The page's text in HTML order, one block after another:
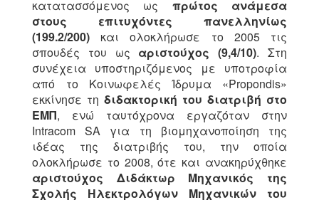
κατατασσόμενος ως πρώτος ανάμεσα
στους επιτυχόντες πανελληνίως
(199.2/200) και ολοκλήρωσε το 2005 τις
σπουδές του ως αριστούχος (9,4/10). Στη
συνέχεια υποστηριζόμενος με υποτροφία
από το Κοινωφελές Ίδρυμα «Propondis»
εκκίνησε τη διδακτορική του διατριβή στο
ΕΜΠ, ενώ ταυτόχρονα εργαζόταν στην
Intracom SA για τη βιομηχανοποίηση της
ιδέας της διατριβής του, την οποία
ολοκλήρωσε το 2008, ότε και ανακηρύχθηκε
αριστούχος Διδάκτωρ Μηχανικός της
Σχολής Ηλεκτρολόγων Μηχανικών του